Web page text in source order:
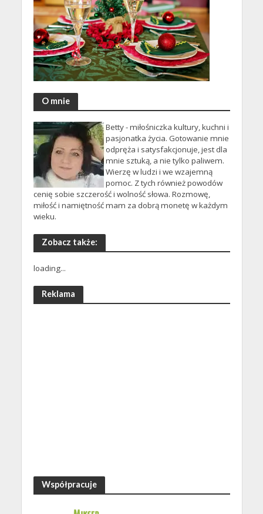
O mnie
Betty - miłośniczka kultury, kuchni i
pasjonatka życia. Gotowanie mnie
odpręża i satysfakcjonuje, jest dla
mnie sztuką, a nie tylko paliwem.
Wierzę w ludzi i we wzajemną
pomoc. Z tych również powodów
cenię sobie szczerość i wolność słowa. Rozmowę,
miłość i namiętność mam za dobrą monetę w każdym
wieku.
Zobacz także:
loading...
Reklama
Współpracuje